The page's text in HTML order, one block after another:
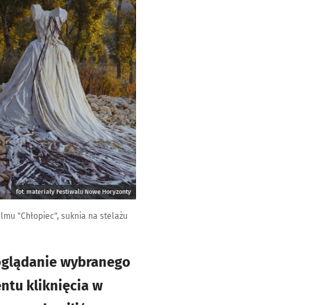
fot. materiały Festiwalu Nowe Horyzonty
"Chłopiec", suknia na stelażu
wybranego
kliknięcia w